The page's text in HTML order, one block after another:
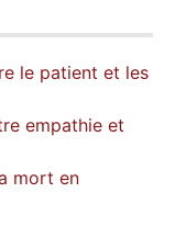
le patient et les
empathie et
mort en